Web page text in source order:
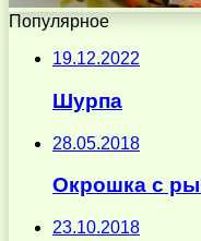
Популярное
19.12.2022
Шурпа
28.05.2018
Окрошка с
23.10.2018